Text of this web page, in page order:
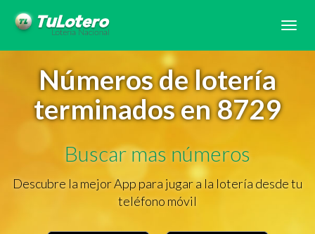
Números de lotería
terminados en 8729
Buscar mas números
Descubre la mejor App para jugar a la lotería desde tu
teléfono móvil